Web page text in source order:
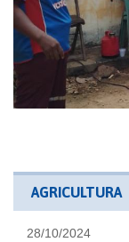
AGRICULTURA
28/10/2024